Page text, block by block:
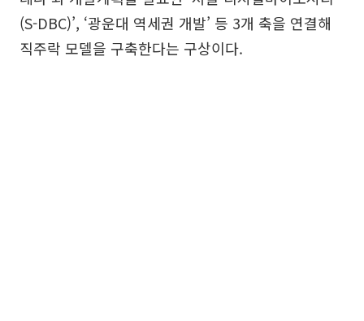
(S-DBC)’, ‘광운대 역세권 개발’ 등 3개 축을 연결해
직주락 모델을 구축한다는 구상이다.